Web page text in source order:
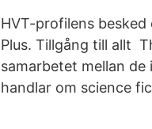
HVT-profilens besked
Plus. Tillgång till allt
samarbetet mellan
handlar om science